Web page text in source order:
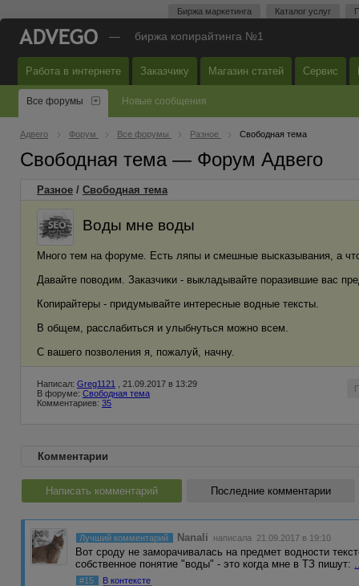
Биржа маркетинга Каталог услуг
— биржа копирайтинга №1
Работа в интернете Заказчику Магазин статей Сервис
Все форумы Новые сообщения
Адвего Форум Все форумы Разное Свободная тема
Свободная тема — Форум Адвего
Разное / Свободная тема
Воды мне воды
Много тем на форуме. Есть ляпы и смешные высказывания, а
Давайте поводим. Заказчики - выкладывайте поразившие вас
Копирайтеры - придумывайте интересные водные тексты.
В общем, расслабиться и улыбнуться можно всем.
С вашего позволения я, пожалуй, начну.
Написал: Greg1121
, 21.09.2017 в 13:29
В форуме: Свободная тема
Комментариев: 35
Комментарии
Написать комментарий Последние комментарии
Лучший комментарий Nanali написала 21.09.2017 в 19:10
Вот сроду не заморачивалась на предмет водности
собственное понятие "воды" - это когда мне в ТЗ пишут:
#15 В контексте